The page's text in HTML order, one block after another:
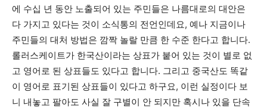
에 수십 년 동안 노출되어 있는 주민들은 나름대로의 대안은
다 가지고 있다는 것이 소식통의 전언인데요, 예나 지금이나
주민들의 대처 방법은 깜짝 놀랄 만큼 한 수준 한다고 합니다.
롤러스케이트가 한국산이라는 상표가 붙어 있는 것이 별로 없
고 영어로 된 상표들도 있다고 합니다. 그리고 중국산도 똑같
이 영어로 표기된 상표들이 있다고 하구요, 이런 실정이다 보
니 내놓고 팔아도 사실 잘 구별이 안 되지만 혹시나 있을 단속